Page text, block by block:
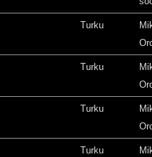
Turku
Turku
Turku
Turku